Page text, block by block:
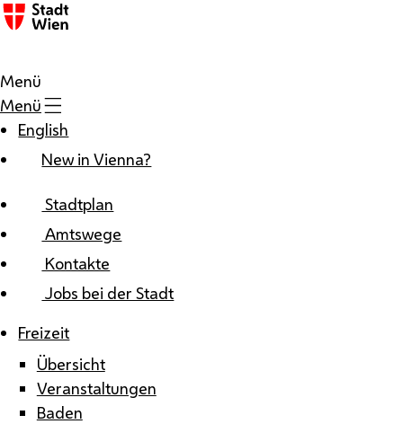
Zum Inhalt
Menü
Menü
English
New in Vienna?
Stadtplan
Amtswege
Kontakte
Jobs bei der Stadt
Freizeit
Übersicht
Veranstaltungen
Baden